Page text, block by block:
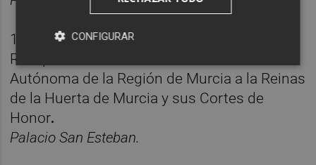
11 h.
Recepción oficial
Autónoma de la Región de Murcia a la Reinas
de la Huerta de Murcia y sus Cortes de
Honor.
Palacio San Esteban.
CONFIGURAR